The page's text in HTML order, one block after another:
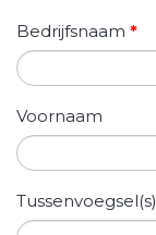
Bedrijfsnaam *
Voornaam
Tussenvoegsel(s)